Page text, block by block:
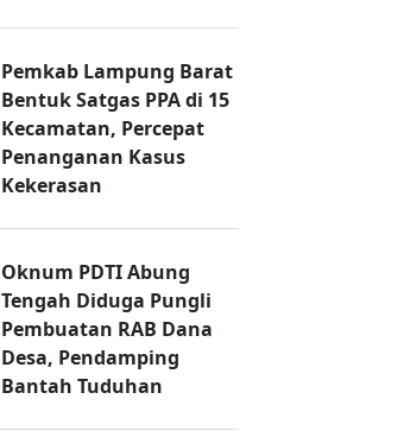
Pemkab Lampung Barat
Bentuk Satgas PPA di 15
Kecamatan, Percepat
Penanganan Kasus
Kekerasan
Oknum PDTI Abung
Tengah Diduga Pungli
Pembuatan RAB Dana
Desa, Pendamping
Bantah Tuduhan